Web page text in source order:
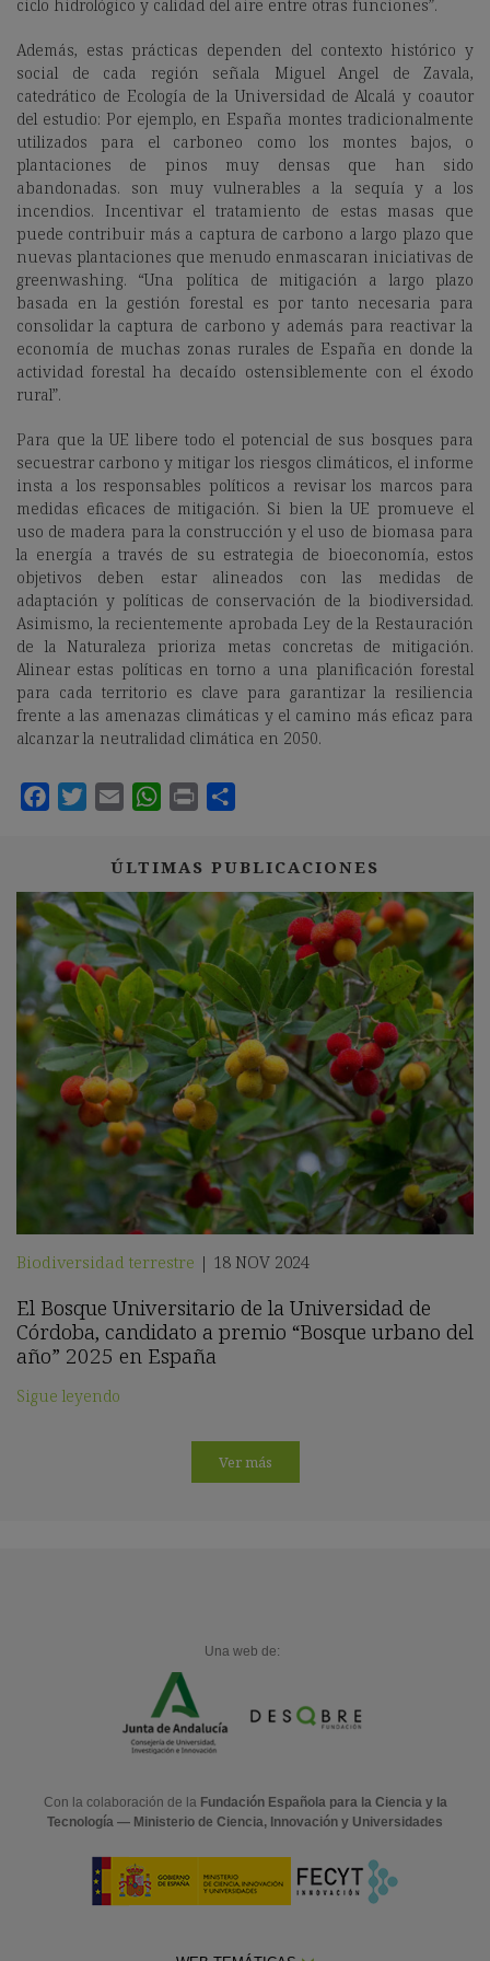
ciclo hidrológico y calidad del aire entre otras funciones”.
Además, estas prácticas dependen del contexto histórico y
social de cada región señala Miguel Angel de Zavala,
catedrático de Ecología de la Universidad de Alcalá y coautor
del estudio: Por ejemplo, en España montes tradicionalmente
utilizados para el carboneo como los montes bajos, o
plantaciones de pinos muy densas que han sido
abandonadas. son muy vulnerables a la sequía y a los
incendios. Incentivar el tratamiento de estas masas que
puede contribuir más a captura de carbono a largo plazo que
nuevas plantaciones que menudo enmascaran iniciativas de
greenwashing. “Una política de mitigación a largo plazo
basada en la gestión forestal es por tanto necesaria para
consolidar la captura de carbono y además para reactivar la
economía de muchas zonas rurales de España en donde la
actividad forestal ha decaído ostensiblemente con el éxodo
rural”.
Para que la UE libere todo el potencial de sus bosques para
secuestrar carbono y mitigar los riesgos climáticos, el informe
insta a los responsables políticos a revisar los marcos para
medidas eficaces de mitigación. Si bien la UE promueve el
uso de madera para la construcción y el uso de biomasa para
la energía a través de su estrategia de bioeconomía, estos
objetivos deben estar alineados con las medidas de
adaptación y políticas de conservación de la biodiversidad.
Asimismo, la recientemente aprobada Ley de la Restauración
de la Naturaleza prioriza metas concretas de mitigación.
Alinear estas políticas en torno a una planificación forestal
para cada territorio es clave para garantizar la resiliencia
frente a las amenazas climáticas y el camino más eficaz para
alcanzar la neutralidad climática en 2050.
ÚLTIMAS PUBLICACIONES
Biodiversidad terrestre | 18 NOV 2024
El Bosque Universitario de la Universidad de
Córdoba, candidato a premio “Bosque urbano del
año” 2025 en España
Sigue leyendo
Ver más
Una web de:
Con la colaboración de la Fundación Española para la Ciencia y la
Tecnología — Ministerio de Ciencia, Innovación y Universidades